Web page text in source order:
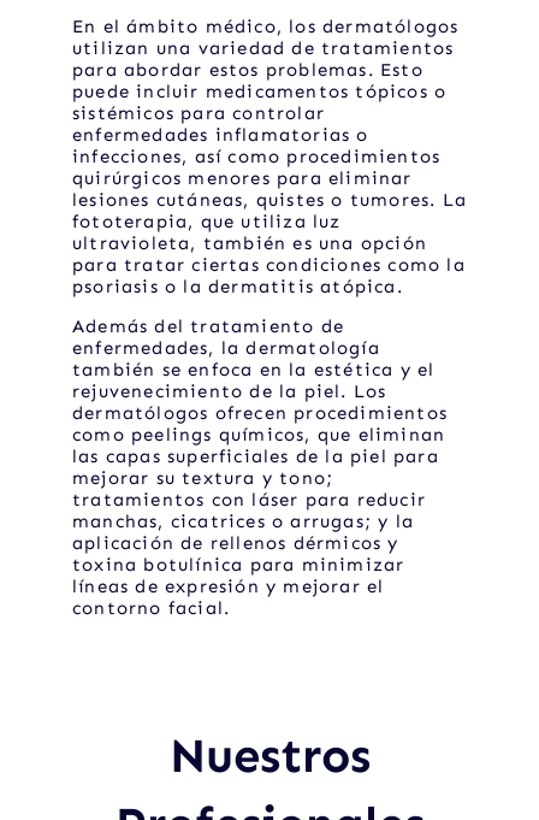
En el ámbito médico, los dermatólogos
utilizan una variedad de tratamientos
para abordar estos problemas. Esto
puede incluir medicamentos tópicos o
sistémicos para controlar
enfermedades inflamatorias o
infecciones, así como procedimientos
quirúrgicos menores para eliminar
lesiones cutáneas, quistes o tumores. La
fototerapia, que utiliza luz
ultravioleta, también es una opción
para tratar ciertas condiciones como la
psoriasis o la dermatitis atópica.
Además del tratamiento de
enfermedades, la dermatología
también se enfoca en la estética y el
rejuvenecimiento de la piel. Los
dermatólogos ofrecen procedimientos
como peelings químicos, que eliminan
las capas superficiales de la piel para
mejorar su textura y tono;
tratamientos con láser para reducir
manchas, cicatrices o arrugas; y la
aplicación de rellenos dérmicos y
toxina botulínica para minimizar
líneas de expresión y mejorar el
contorno facial.
Nuestros